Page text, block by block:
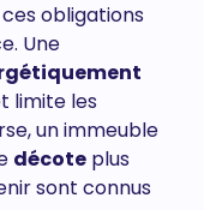
obligations
Une
limite les
un immeuble
décote plus
sont connus